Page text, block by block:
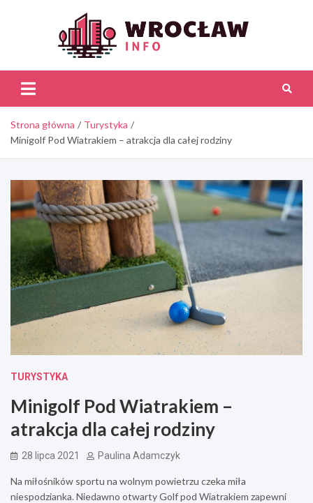
Strona główna
Turystyka
Minigolf Pod Wiatrakiem – atrakcja dla całej rodziny
TURYSTYKA
Minigolf Pod Wiatrakiem –
atrakcja dla całej rodziny
28 lipca 2021 Paulina Adamczyk
Na miłośników sportu na wolnym powietrzu czeka miła
niespodzianka. Niedawno otwarty Golf pod Wiatrakiem zapewni